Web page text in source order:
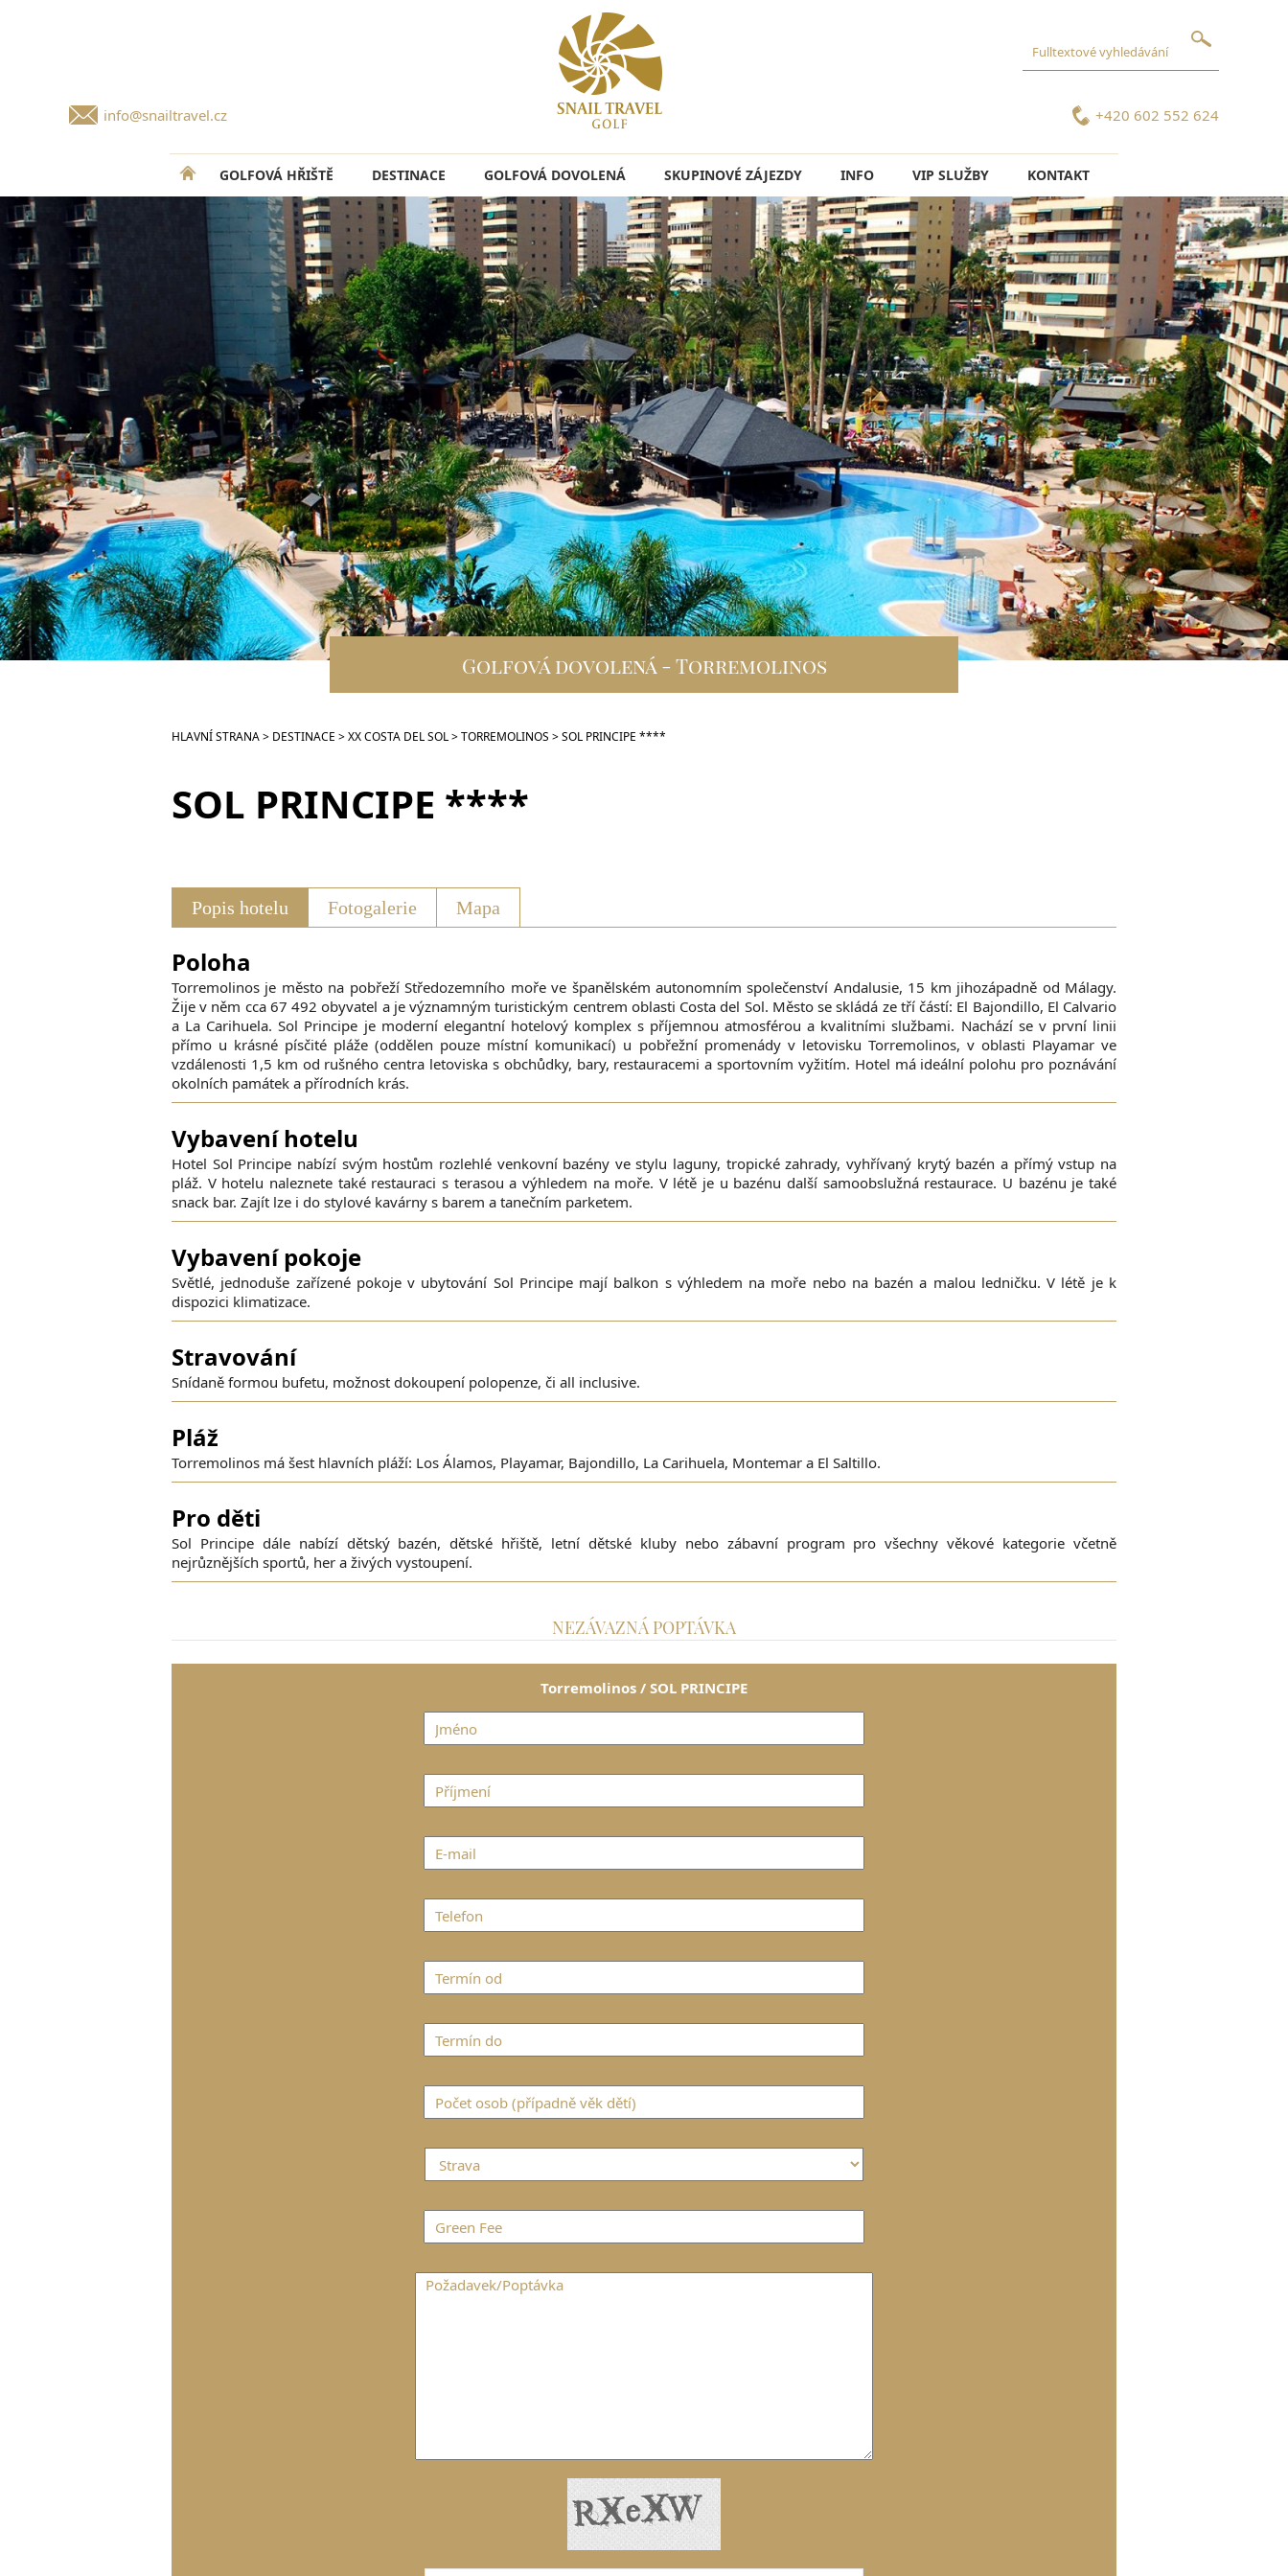
info@snailtravel.cz +420 602 552 624
GOLFOVÁ HŘIŠTĚ DESTINACE GOLFOVÁ DOVOLENÁ SKUPINOVÉ ZÁJEZDY INFO VIP SLUŽBY KONTAKT
Golfová dovolená - Torremolinos
HLAVNÍ STRANA> DESTINACE >XX COSTA DEL SOL>TORREMOLINOS >SOL PRINCIPE ****
SOL PRINCIPE ****
Popis hotelu Fotogalerie Mapa
Poloha
Torremolinos je město na pobřeží Středozemního moře ve španělském autonomním společenství Andalusie, 15 km jihozápadně od Málagy.
Žije v něm cca 67 492 obyvatel a je významným turistickým centrem oblasti Costa del Sol. Město se skládá ze tří částí: El Bajondillo, El Calvario
a La Carihuela. Sol Principe je moderní elegantní hotelový komplex s příjemnou atmosférou a kvalitními službami. Nachází se v první linii
přímo u krásné písčité pláže (oddělen pouze místní komunikací) u pobřežní promenády v letovisku Torremolinos, v oblasti Playamar ve
vzdálenosti 1,5 km od rušného centra letoviska s obchůdky, bary, restauracemi a sportovním vyžitím. Hotel má ideální polohu pro poznávání
okolních památek a přírodních krás.
Vybavení hotelu
Hotel Sol Principe nabízí svým hostům rozlehlé venkovní bazény ve stylu laguny, tropické zahrady, vyhřívaný krytý bazén a přímý vstup na
pláž. V hotelu naleznete také restauraci s terasou a výhledem na moře. V létě je u bazénu další samoobslužná restaurace. U bazénu je také
snack bar. Zajít lze i do stylové kavárny s barem a tanečním parketem.
Vybavení pokoje
Světlé, jednoduše zařízené pokoje v ubytování Sol Principe mají balkon s výhledem na moře nebo na bazén a malou ledničku. V létě je k
dispozici klimatizace.
Stravování
Snídaně formou bufetu, možnost dokoupení polopenze, či all inclusive.
Pláž
Torremolinos má šest hlavních pláží: Los Álamos, Playamar, Bajondillo, La Carihuela, Montemar a El Saltillo.
Pro děti
Sol Principe dále nabízí dětský bazén, dětské hřiště, letní dětské kluby nebo zábavní program pro všechny věkové kategorie včetně
nejrůznějších sportů, her a živých vystoupení.
NEZÁVAZNÁ POPTÁVKA
Torremolinos / SOL PRINCIPE